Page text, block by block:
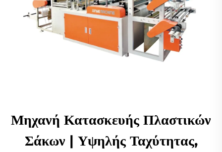
Μηχανή Κατασκευής Πλαστικών
Σάκων | Υψηλής Ταχύτητας,